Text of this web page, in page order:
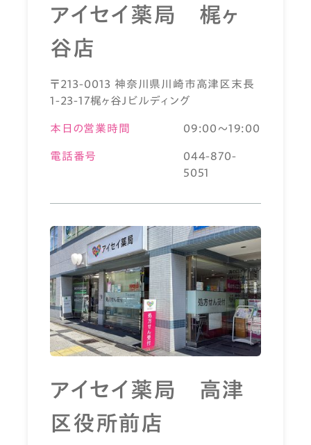
アイセイ薬局 梶ヶ
谷店
〒213-0013 神奈川県川崎市高津区末長
1-23-17梶ヶ谷Ｊビルディング
本日の営業時間 09:00～19:00
電話番号
044-870-
5051
アイセイ薬局 高津
区役所前店